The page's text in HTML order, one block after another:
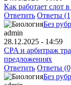
Как работает слот
Ответить Ответы
Без
admin
28.12.2025 - 14:59
CPA и арбитраж
предложениях
Ответить Ответы
Без